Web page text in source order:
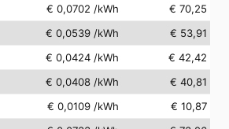
€ 0,0702 /kWh
€ 70,25
€ 0,0539 /kWh
€ 53,91
€ 0,0424 /kWh
€ 42,42
€ 0,0408 /kWh
€ 40,81
€ 0,0109 /kWh
€ 10,87